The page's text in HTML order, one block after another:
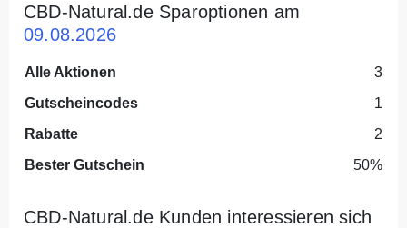
CBD-Natural.de Sparoptionen am
09.08.2026
Alle Aktionen
3
Gutscheincodes
1
Rabatte
2
Bester Gutschein
50%
CBD-Natural.de Kunden interessieren sich